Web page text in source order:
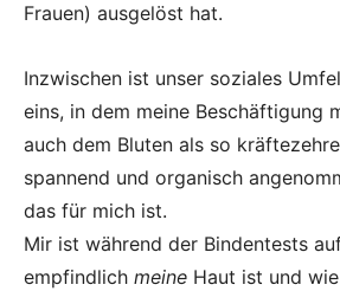
Frauen) ausgelöst hat.
Inzwischen ist unser soziales
eins, in dem meine Beschäftigung
auch dem Bluten als so
spannend und organisch
das für mich ist.
Mir ist während der Bindentests
empfindlich meine Haut ist und